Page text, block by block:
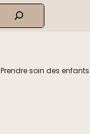
Prendre soin des enfants